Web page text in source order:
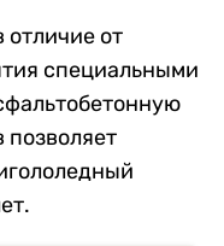
отличие от
специальными